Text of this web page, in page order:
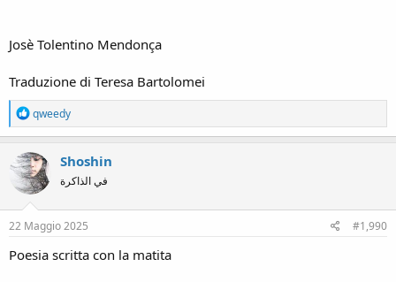
Josè Tolentino Mendonça
Traduzione di Teresa Bartolomei
R
e
a
c
t
i
o
n
s
qweedy
Shoshin
في الذاكرة
22 Maggio 2025 #1,990
Poesia scritta con la matita